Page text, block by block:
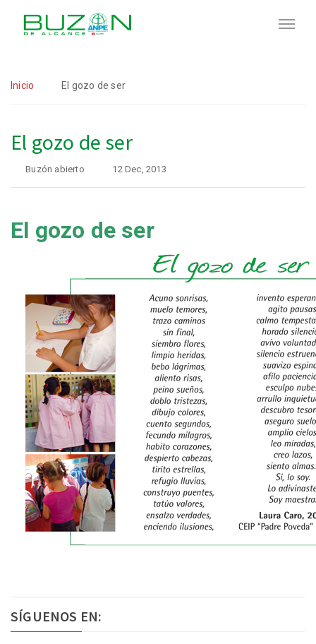
Inicio El gozo de ser
El gozo de ser
Buzón abierto 12 Dec, 2013
El gozo de ser
SÍGUENOS EN: